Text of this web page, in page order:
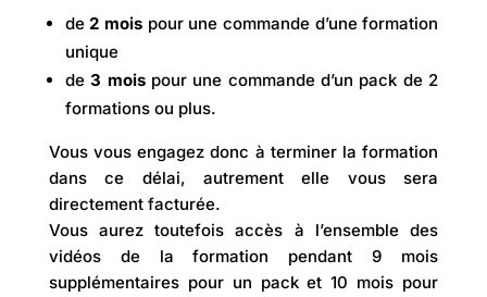
de2 mois pour une commande d’une formation
unique
de3 moispour une commande d’un pack de 2
formations ou plus.
Vous vous engagez donc à terminer la formation
dans ce délai, autrement elle vous sera
directement facturée.
Vous aurez toutefois accès à l’ensemble des
vidéos de la formation pendant 9 mois
supplémentaires pour un pack et 10 mois pour